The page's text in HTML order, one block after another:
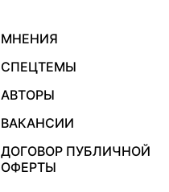
МНЕНИЯ
СПЕЦТЕМЫ
АВТОРЫ
ВАКАНСИИ
ДОГОВОР ПУБЛИЧНОЙ
ОФЕРТЫ